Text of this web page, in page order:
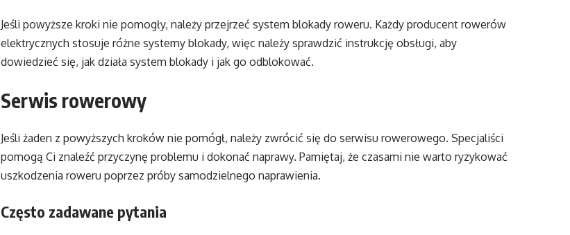
Jeśli powyższe kroki nie pomogły, należy przejrzeć system blokady roweru. Każdy producent rowerów
elektrycznych stosuje różne systemy blokady, więc należy sprawdzić instrukcję obsługi, aby
dowiedzieć się, jak działa system blokady i jak go odblokować.
Serwis rowerowy
Jeśli żaden z powyższych kroków nie pomógł, należy zwrócić się do serwisu rowerowego. Specjaliści
pomogą Ci znaleźć przyczynę problemu i dokonać naprawy. Pamiętaj, że czasami nie warto ryzykować
uszkodzenia roweru poprzez próby samodzielnego naprawienia.
Często zadawane pytania